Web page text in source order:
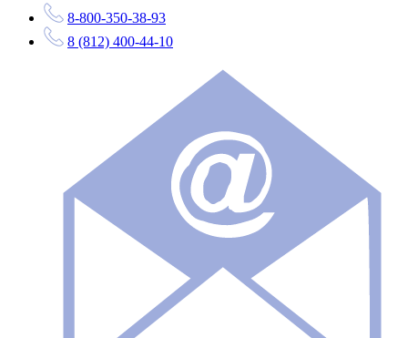
8-800-350-38-93
8 (812) 400-44-10